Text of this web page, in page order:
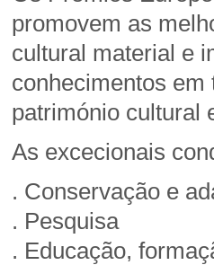
promovem as
cultural material e
conhecimentos
património cultural
As excecionais
. Conservação e
. Pesquisa
. Educação,